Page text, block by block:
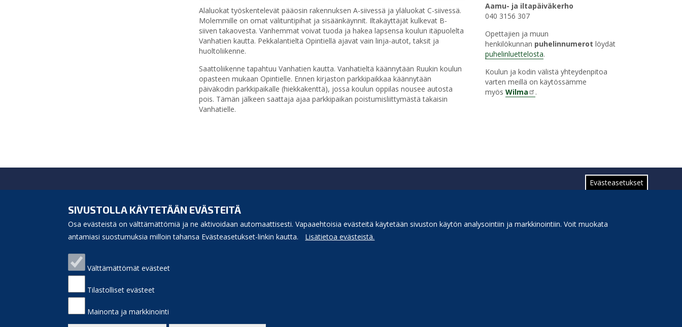
Evästeasetukset
SIVUSTOLLA KÄYTETÄÄN EVÄSTEITÄ
Osa evästeistä on välttämättömiä ja ne aktivoidaan automaattisesti. Vapaaehtoisia evästeitä käytetään sivuston käytön analysointiin ja markkinointiin. Voit muokata
antamiasi suostumuksia milloin tahansa Evästeasetukset-linkin kautta.
Lisätietoa evästeistä.
Välttämättömät evästeet
Tilastolliset evästeet
Mainonta ja markkinointi
Alaluokat työskentelevät pääosin rakennuksen A-siivessä ja yläluokat C-siivessä.
Molemmille on omat välituntipihat ja sisäänkäynnit. Iltakäyttäjät kulkevat B-
siiven takaovesta. Vanhemmat voivat tuoda ja hakea lapsensa koulun itäpuolelta
Vanhatien kautta. Pekkalantieltä Opintiellä ajavat vain linja-autot, taksit ja
huoltoliikenne.
Saattoliikenne tapahtuu Vanhatien kautta. Vanhatieltä käännytään Ruukin koulun
opasteen mukaan Opintielle. Ennen kirjaston parkkipaikkaa käännytään
päiväkodin parkkipaikalle (hiekkakenttä), jossa koulun oppilas nousee autosta
pois. Tämän jälkeen saattaja ajaa parkkipaikan poistumisliittymästä takaisin
Vanhatielle.
Aamu- ja iltapäiväkerho
040 3156 307
Opettajien ja muun
henkilökunnan puhelinnumerot löydät
puhelinluettelosta.
Koulun ja kodin välistä yhteydenpitoa
varten meillä on käytössämme
myös Wilma .
Virastotie 5A
92400 Ruukki
puh. 040 3156 299
Puhelinluettelo
Laskutusosoite
Saavutettavuus